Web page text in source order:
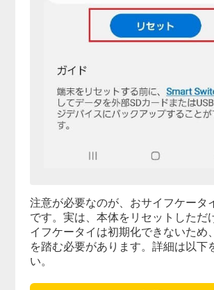
注意が必要なのが、おサイフケータ
です。実は、本体をリセットしただ
イフケータイは初期化できないため
を踏む必要があります。詳細は以下
い。